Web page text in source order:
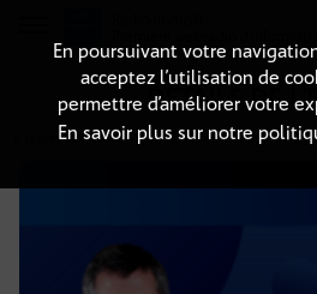
DÉTAILS DE
6 septembre 2021à 13h02, durée : 6 minutes
En poursuivant votre
acceptez l’utilisation de
permettre d’améliorer votre
En savoir plus sur notre